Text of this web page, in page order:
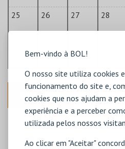
Bem-vindo à BOL!
O nosso site utiliza cookies
funcionamento do site e,
cookies que nos ajudam a
experiência e a perceber
utilizada pelos nossos
Ao clicar em "Aceitar"
25 26 27 28
ANTERIOR
DISPONÍVEL
ESGOTADO